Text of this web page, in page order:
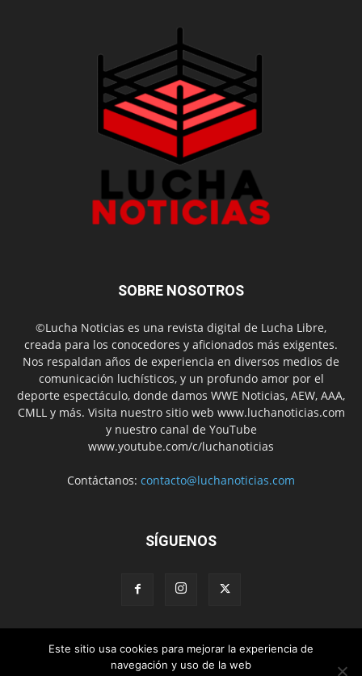
SOBRE NOSOTROS
©Lucha Noticias es una revista digital de Lucha Libre,
creada para los conocedores y aficionados más exigentes.
Nos respaldan años de experiencia en diversos medios de
comunicación luchísticos, y un profundo amor por el
deporte espectáculo, donde damos WWE Noticias, AEW, AAA,
CMLL y más. Visita nuestro sitio web www.luchanoticias.com
y nuestro canal de YouTube
www.youtube.com/c/luchanoticias
Contáctanos: contacto@luchanoticias.com
SÍGUENOS
WWE Noticias WWE AEW
Lucha Libre Mexicana
Colabora con nosotros
Este sitio usa cookies para mejorar la experiencia de
navegación y uso de la web